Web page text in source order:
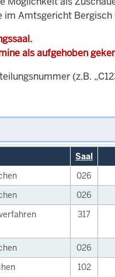
Amtsgericht
als aufgehoben
(z.B.
Saal
026
026
317
026
102